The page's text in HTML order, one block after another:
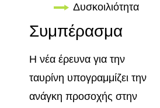
Δυσκοιλιότητα
Συμπέρασμα
Η νέα έρευνα για την
ταυρίνη υπογραμμίζει την
ανάγκη προσοχής στην